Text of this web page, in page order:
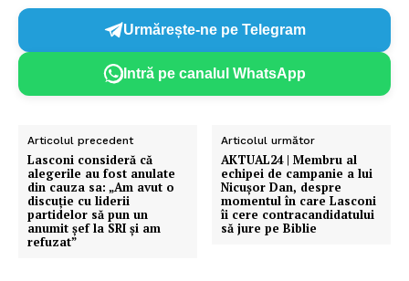
Rețea
Urmărește-ne pe Telegram
Intră pe canalul WhatsApp
Articolul precedent
Lasconi consideră că
alegerile au fost anulate
din cauza sa: „Am avut o
discuție cu liderii
partidelor să pun un
anumit șef la SRI și am
refuzat”
Articolul următor
AKTUAL24 | Membru al
echipei de campanie a lui
Nicușor Dan, despre
momentul în care Lasconi
îi cere contracandidatului
să jure pe Biblie